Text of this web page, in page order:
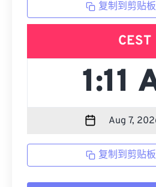
复制到剪贴板
CEST
复制到剪贴板